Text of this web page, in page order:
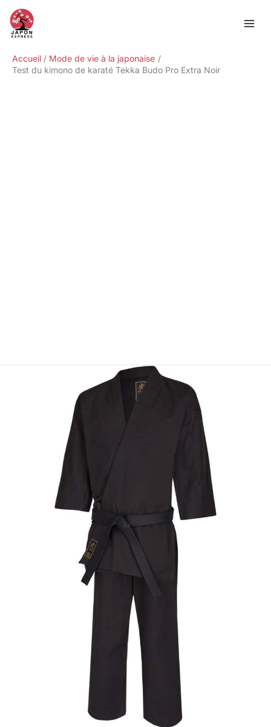
contenu
Accueil
Mode de vie à la japonaise
Test du kimono de karaté Tekka Budo Pro Extra Noir
Rechercher